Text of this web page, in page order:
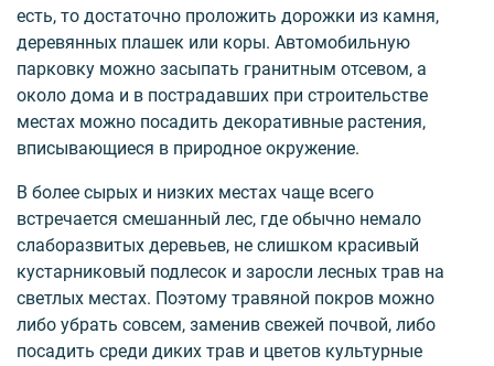
есть, то достаточно проложить дорожки из камня,
деревянных плашек или коры. Автомобильную
парковку можно засыпать гранитным отсевом, а
около дома и в пострадавших при строительстве
местах можно посадить декоративные растения,
вписывающиеся в природное окружение.
В более сырых и низких местах чаще всего
встречается смешанный лес, где обычно немало
слаборазвитых деревьев, не слишком красивый
кустарниковый подлесок и заросли лесных трав на
светлых местах. Поэтому травяной покров можно
либо убрать совсем, заменив свежей почвой, либо
посадить среди диких трав и цветов культурные